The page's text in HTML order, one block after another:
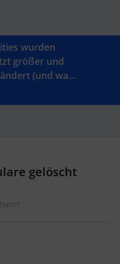
wurden
größer und
(und wa...
gelöscht